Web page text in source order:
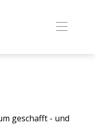
geschafft - und